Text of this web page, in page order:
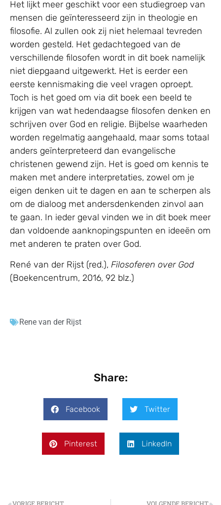
Het lijkt meer geschikt voor een studiegroep van
mensen die geïnteresseerd zijn in theologie en
filosofie. Al zullen ook zij niet helemaal tevreden
worden gesteld. Het gedachtegoed van de
verschillende filosofen wordt in dit boek namelijk
niet diepgaand uitgewerkt. Het is eerder een
eerste kennismaking die veel vragen oproept.
Toch is het goed om via dit boek een beeld te
krijgen van wat hedendaagse filosofen denken en
schrijven over God en religie. Bijbelse waarheden
worden regelmatig aangehaald, maar soms totaal
anders geïnterpreteerd dan evangelische
christenen gewend zijn. Het is goed om kennis te
maken met andere interpretaties, zowel om je
eigen denken uit te dagen en aan te scherpen als
om de dialoog met andersdenkenden zinvol aan
te gaan. In ieder geval vinden we in dit boek meer
dan voldoende aanknopingspunten en ideeën om
met anderen te praten over God.
René van der Rijst (red.), Filosoferen over God
(Boekencentrum, 2016, 92 blz.)
Rene van der Rijst
Share:
Facebook Twitter
Pinterest LinkedIn